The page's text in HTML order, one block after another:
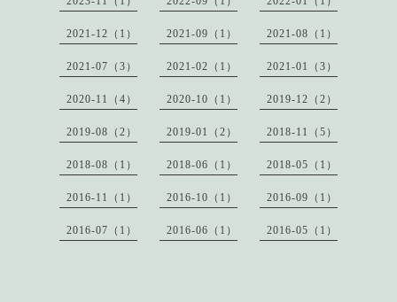
2021-12（1） 2021-09（1） 2021-08（1）
2021-07（3） 2021-02（1） 2021-01（3）
2020-11（4） 2020-10（1） 2019-12（2）
2019-08（2） 2019-01（2） 2018-11（5）
2018-08（1） 2018-06（1） 2018-05（1）
2016-11（1） 2016-10（1） 2016-09（1）
2016-07（1） 2016-06（1） 2016-05（1）